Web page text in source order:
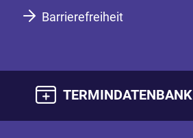
Barrierefreiheit
TERMINDATENBANK